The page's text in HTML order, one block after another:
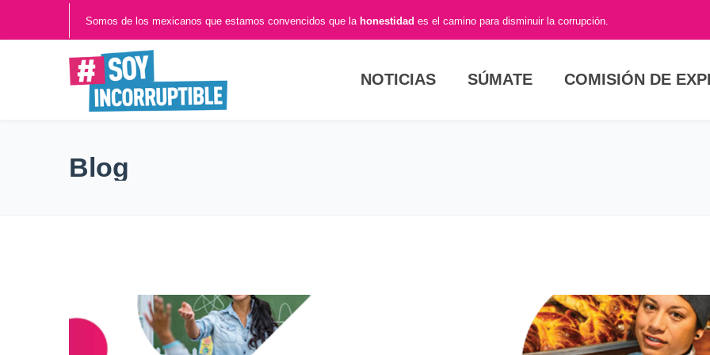
Somos de los mexicanos que estamos convencidos que la honestidad es el camino para disminuir la corrupción.
NOTICIAS SÚMATE COMISIÓN DE
Blog